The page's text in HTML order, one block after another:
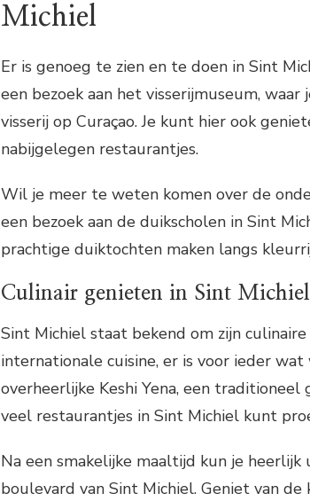
Michiel
Er is genoeg te zien en te doen in Sint
een bezoek aan het visserijmuseum,
visserij op Curaçao. Je kunt hier ook
nabijgelegen restaurantjes.
Wil je meer te weten komen over de
een bezoek aan de duikscholen in Sint
prachtige duiktochten maken langs
Culinair genieten in Sint Michiel
Sint Michiel staat bekend om zijn
internationale cuisine, er is voor ieder
overheerlijke Keshi Yena, een
veel restaurantjes in Sint Michiel kunt
Na een smakelijke maaltijd kun je
boulevard van Sint Michiel. Geniet van